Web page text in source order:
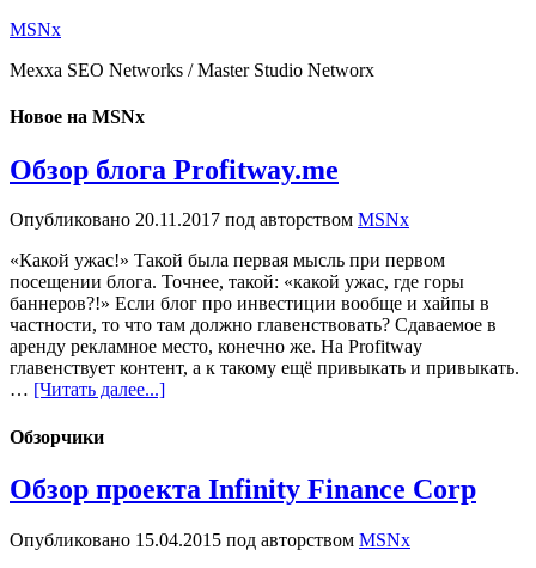
MSNx
Mexxa SEO Networks / Master Studio Networx
Новое на MSNx
Обзор блога Profitway.me
Опубликовано 20.11.2017 под авторством MSNx
«Какой ужас!» Такой была первая мысль при первом
посещении блога. Точнее, такой: «какой ужас, где горы
баннеров?!» Если блог про инвестиции вообще и хайпы в
частности, то что там должно главенствовать? Сдаваемое в
аренду рекламное место, конечно же. На Profitway
главенствует контент, а к такому ещё привыкать и привыкать.
… [Читать далее...]
Обзорчики
Обзор проекта Infinity Finance Corp
Опубликовано 15.04.2015 под авторством MSNx